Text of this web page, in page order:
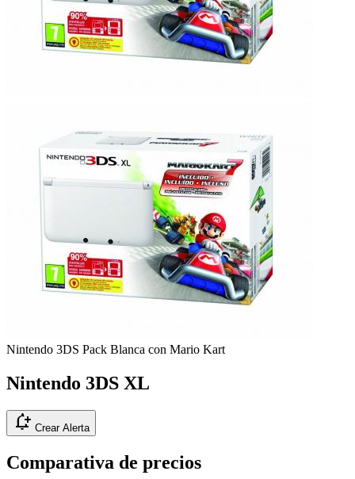
Nintendo 3DS Pack Blanca con Mario Kart
Nintendo 3DS XL
notification_add Crear Alerta
Comparativa de precios